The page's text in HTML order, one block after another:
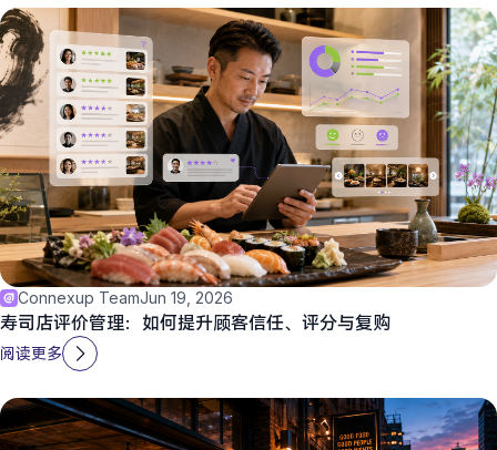
Connexup TeamJun 19, 2026
寿司店评价管理：如何提升顾客信任、评分与复购
阅读更多